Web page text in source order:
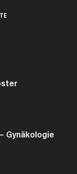
Gynäkologie